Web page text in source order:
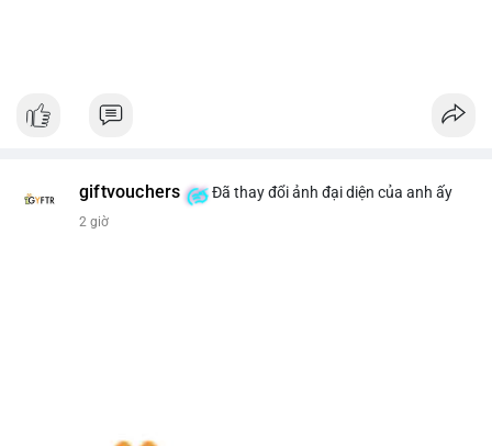
giftvouchers Đã thay đổi ảnh đại diện của anh ấy
2 giờ